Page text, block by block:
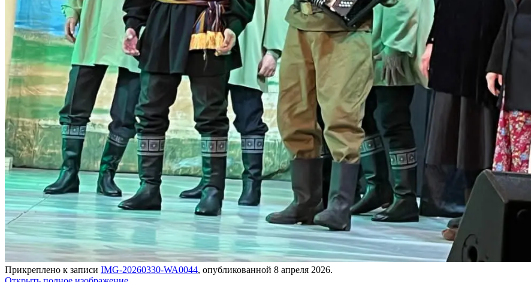
Прикреплено к записи IMG-20260330-WA0044, опубликованной 8 апреля 2026.